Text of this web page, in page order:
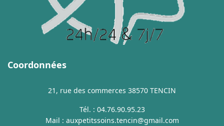
Coordonnées
21, rue des commerces 38570 TENCIN
Tél. : 04.76.90.95.23
Mail : auxpetitssoins.tencin@gmail.com